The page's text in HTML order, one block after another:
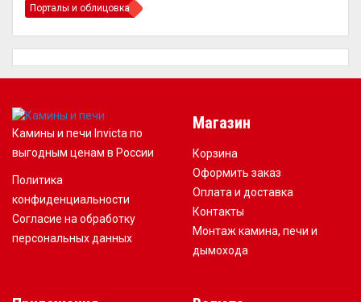
Порталы и облицовка
Камины и печи Invicta по
выгодным ценам в России
Политика
конфиденциальности
Согласие на обработку
персональных данных
Магазин
Корзина
Оформить заказ
Оплата и доставка
Контакты
Монтаж камина, печи и
дымохода